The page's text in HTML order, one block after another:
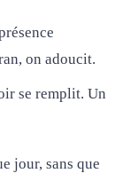
on adoucit.
se remplit. Un
jour, sans que